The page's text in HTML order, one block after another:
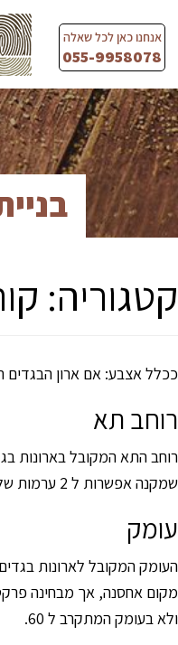
content
אנחנו כאן לכל שאלה
055-9958078
קטגוריה:
ככלל אצבע: אם ארון הבגדים
רוחב תא
רוחב התא המקובל בארונות בגדים הוא 40 ס”מ או 80 ס”מ (דלת אחת או שתי דלתות). סטנדרט זה נוצר עקב גודל הפלטה
שמקנה אפשרות ל 2 ערמות של בגדים למבוגרים ו 3 לילדים (מה שלא מתאפשר בתאים הסטנדרטיים).
עומק
ולא בעומק המתקרב ל 60.